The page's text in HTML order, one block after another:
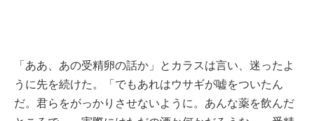
「ああ、あの受精卵の話か」とカラスは言い、迷ったよ
うに先を続けた。「でもあれはウサギが嘘をついたん
だ。君らをがっかりさせないように。あんな薬を飲んだ